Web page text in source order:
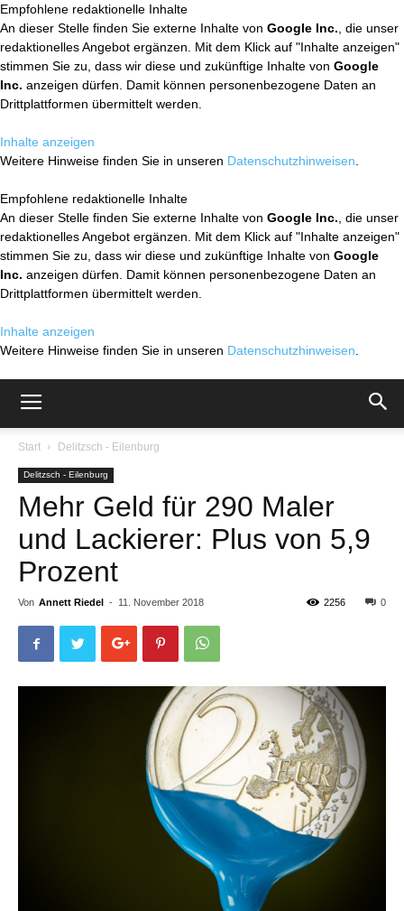
Empfohlene redaktionelle Inhalte
An dieser Stelle finden Sie externe Inhalte von Google Inc. , die unser
redaktionelles Angebot ergänzen. Mit dem Klick auf "Inhalte anzeigen"
stimmen Sie zu, dass wir diese und zukünftige Inhalte von Google
Inc. anzeigen dürfen. Damit können personenbezogene Daten an
Drittplattformen übermittelt werden.
Inhalte anzeigen
Weitere Hinweise finden Sie in unseren Datenschutzhinweisen
Empfohlene redaktionelle Inhalte
An dieser Stelle finden Sie externe Inhalte von Google Inc. , die unser
redaktionelles Angebot ergänzen. Mit dem Klick auf "Inhalte anzeigen"
stimmen Sie zu, dass wir diese und zukünftige Inhalte von Google
Inc. anzeigen dürfen. Damit können personenbezogene Daten an
Drittplattformen übermittelt werden.
Inhalte anzeigen
Weitere Hinweise finden Sie in unseren Datenschutzhinweisen
Start Delitzsch - Eilenburg
Delitzsch - Eilenburg
Mehr Geld für 290 Maler
und Lackierer: Plus von 5,9
Prozent
Von Annett Riedel - 11. November 2018 0
2256